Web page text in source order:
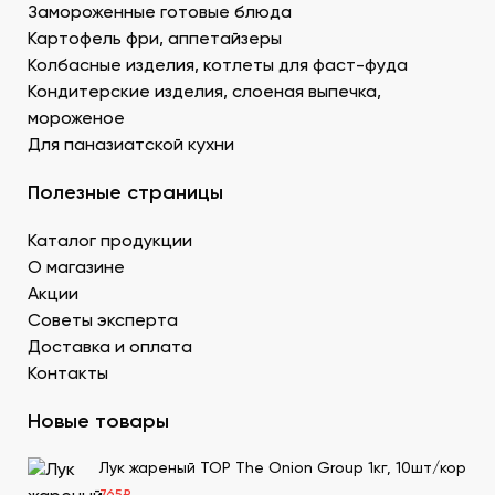
Муку темпура. Смесь пшеничной и рисовой муки с
крахмалом для золотистой корочки. Можно
заказать премиальный мучной продукт для суши в
Водоросли. Комбу, нори – качественные продукты
для суши в ДНР с быстрой доставкой.
Икру масаго, тобико. Свежайшие продукты для
Белый и черный кунжут. Придает блюду ореховые
суши оптом – кунжутные семена в разной
расфасовке. Используются для создания
вкусового оттенка и декорирования.
Соевый соус. Приготовленный по классическому
приобрести оптовой партией в нашей компании.
Преимущества заказа в СтриПсБери
Замороженные готовые блюда
Картофель фри, аппетайзеры
Колбасные изделия, котлеты для фаст-фуда
Кондитерские изделия, слоеная выпечка,
мороженое
Для паназиатской кухни
Полезные страницы
Каталог продукции
О магазине
Акции
Советы эксперта
Доставка и оплата
Контакты
Новые товары
Лук жареный TOP The Onion Group 1кг, 10шт/кор